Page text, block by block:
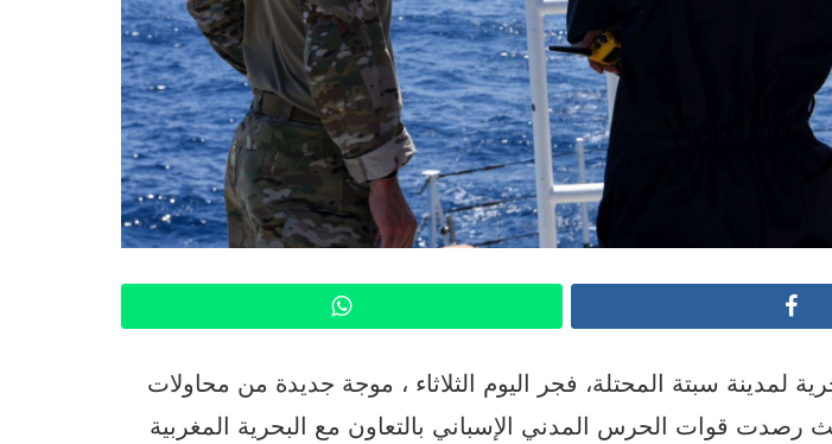
لمدينة سبتة المحتلة، فجر اليوم الثلاثاء ، موجة جديدة من محاولات
رصدت قوات الحرس المدني الإسباني بالتعاون مع البحرية المغربية